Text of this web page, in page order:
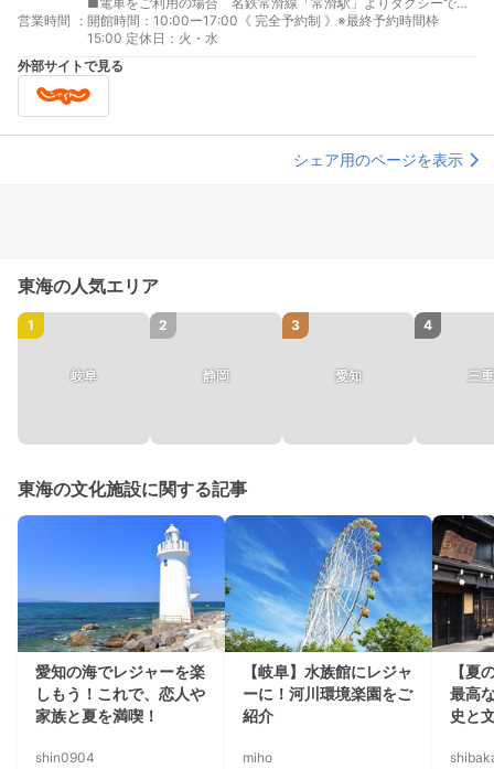
15分/名鉄河和線「知多武豊駅」よりタクシーで約12分 ■飛行機
をご利用の場合 中部国際空港よりタクシーで約25分
営業時間 : 開館時間：10:00ー17:00《 完全予約制 》※最終予約時間枠
15:00 定休日：火・水
外部サイトで見る
シェア用のページを表示
東海の人気エリア
1
岐阜
2
静岡
3
愛知
4
三重
東海の文化施設に関する記事
愛知の海でレジャーを楽
しもう！これで、恋人や
家族と夏を満喫！
shin0904
【岐阜】水族館にレジャ
ーに！河川環境楽園をご
紹介
miho
【夏
最高
史と